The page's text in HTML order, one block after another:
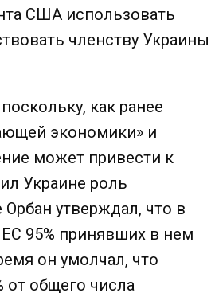
США использовать
членству Украины
как ранее
экономики» и
может привести к
Украине роль
утверждал, что в
95% принявших в нем
он умолчал, что
общего числа